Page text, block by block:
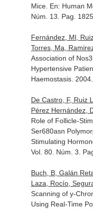
Mice. En: Human
Núm. 13. Pag.
Fernández, Ml,
Torres, Ma,
Association of
Hypertensive
Haemostasis.
De Castro, F, Ruiz
Pérez Hernández,
Role of Follicle-
Ser680asn
Stimulating
Vol. 80. Núm. 3.
Buch, B, Galán
Laza, Rocío,
Scanning of y-
Using Real-Time